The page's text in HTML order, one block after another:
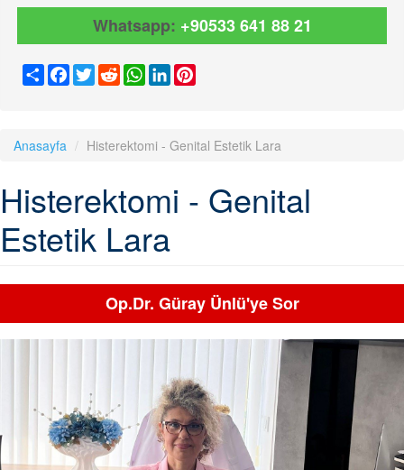
Whatsapp: +90533 641 88 21
ShareFacebook
TwitterRedditWhatsApp
LinkedIn
Anasayfa Histerektomi - Genital Estetik Lara
Histerektomi - Genital
Estetik Lara
Op.Dr. Güray Ünlü'ye Sor